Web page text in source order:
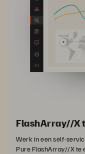
FlashArray//X
Werk in een self-
Pure FlashArray//X te